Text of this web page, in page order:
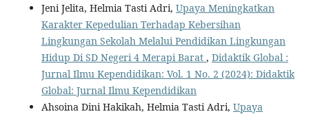
Jeni Jelita, Helmia Tasti Adri, Upaya Meningkatkan
Karakter Kepedulian Terhadap Kebersihan
Lingkungan Sekolah Melalui Pendidikan Lingkungan
Hidup Di SD Negeri 4 Merapi Barat , Didaktik Global :
Jurnal Ilmu Kependidikan: Vol. 1 No. 2 (2024): Didaktik
Global: Jurnal Ilmu Kependidikan
Ahsoina Dini Hakikah, Helmia Tasti Adri, Upaya